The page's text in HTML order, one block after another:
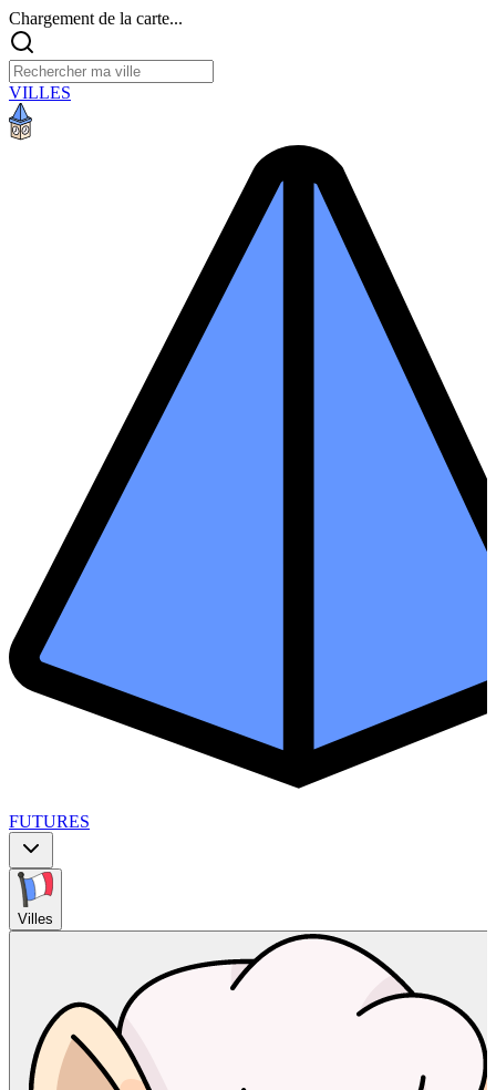
Chargement de la carte...
VILLES
FUTURES
Villes